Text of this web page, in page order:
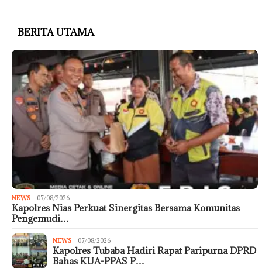
BERITA UTAMA
NEWS 07/08/2026
Kapolres Nias Perkuat Sinergitas Bersama Komunitas
Pengemudi…
NEWS 07/08/2026
Kapolres Tubaba Hadiri Rapat Paripurna DPRD
Bahas KUA-PPAS P…